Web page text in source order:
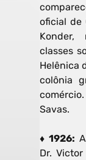
oficial de
Konder,
classes
Helênica
colônia
Savas.
♦ 1926:
Dr.